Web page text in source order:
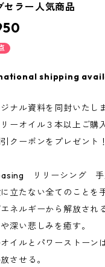
セラー人気商品
shipping
ナル資料を同封いたし
ーオイル３本以上ご購
クーポンをプレゼント！
リリーシング 手
立たない全てのことを
ネルギーから解放され
深い悲しみを癒す。
イルとパワーストーン
させる。